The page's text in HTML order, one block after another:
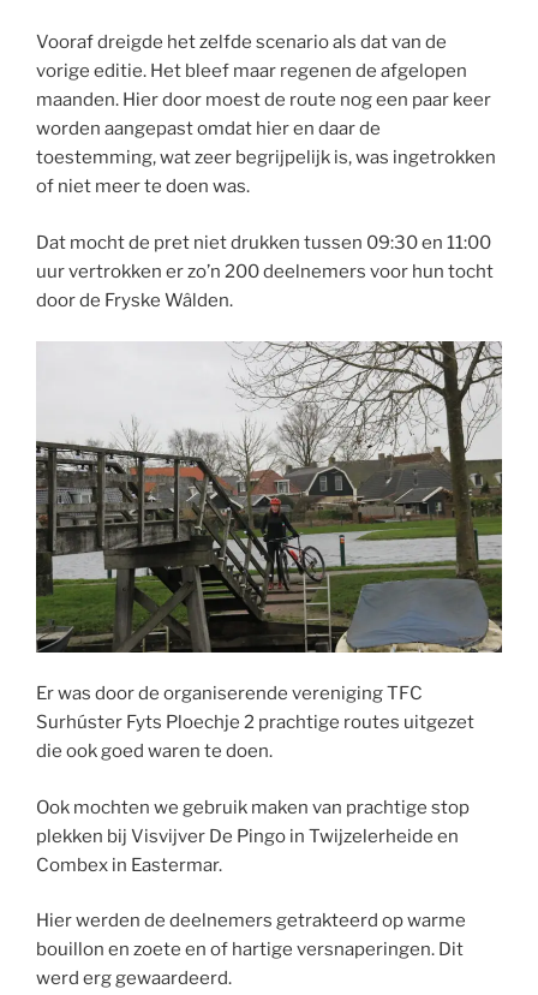
Vooraf dreigde het zelfde scenario als dat van de
vorige editie. Het bleef maar regenen de afgelopen
maanden. Hier door moest de route nog een paar keer
worden aangepast omdat hier en daar de
toestemming, wat zeer begrijpelijk is, was ingetrokken
of niet meer te doen was.
Dat mocht de pret niet drukken tussen 09:30 en 11:00
uur vertrokken er zo’n 200 deelnemers voor hun tocht
door de Fryske Wâlden.
Er was door de organiserende vereniging TFC
Surhúster Fyts Ploechje 2 prachtige routes uitgezet
die ook goed waren te doen.
Ook mochten we gebruik maken van prachtige stop
plekken bij Visvijver De Pingo in Twijzelerheide en
Combex in Eastermar.
Hier werden de deelnemers getrakteerd op warme
bouillon en zoete en of hartige versnaperingen. Dit
werd erg gewaardeerd.